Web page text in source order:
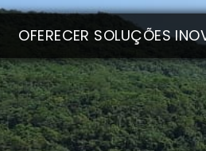
OFERECER SOLUÇÕES